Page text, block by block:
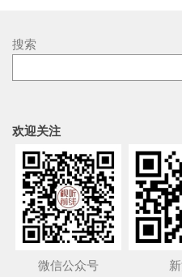
搜索
欢迎关注
微信公众号